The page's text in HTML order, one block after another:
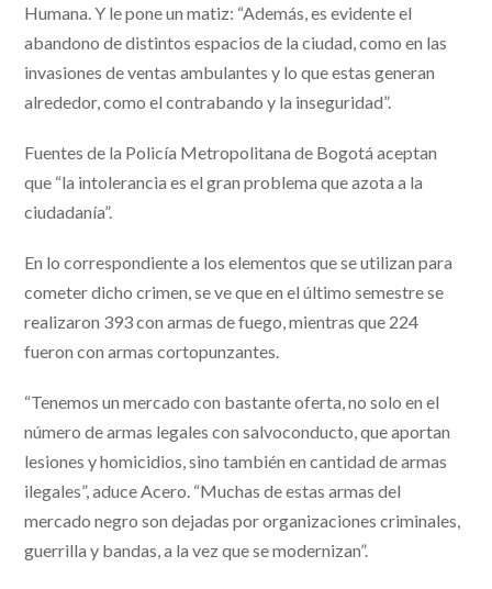
Humana. Y le pone un matiz: “Además, es evidente el
abandono de distintos espacios de la ciudad, como en las
invasiones de ventas ambulantes y lo que estas generan
alrededor, como el contrabando y la inseguridad”.
Fuentes de la Policía Metropolitana de Bogotá aceptan
que “la intolerancia es el gran problema que azota a la
ciudadanía”.
En lo correspondiente a los elementos que se utilizan para
cometer dicho crimen, se ve que en el último semestre se
realizaron 393 con armas de fuego, mientras que 224
fueron con armas cortopunzantes.
“Tenemos un mercado con bastante oferta, no solo en el
número de armas legales con salvoconducto, que aportan
lesiones y homicidios, sino también en cantidad de armas
ilegales”, aduce Acero. “Muchas de estas armas del
mercado negro son dejadas por organizaciones criminales,
guerrilla y bandas, a la vez que se modernizan”.